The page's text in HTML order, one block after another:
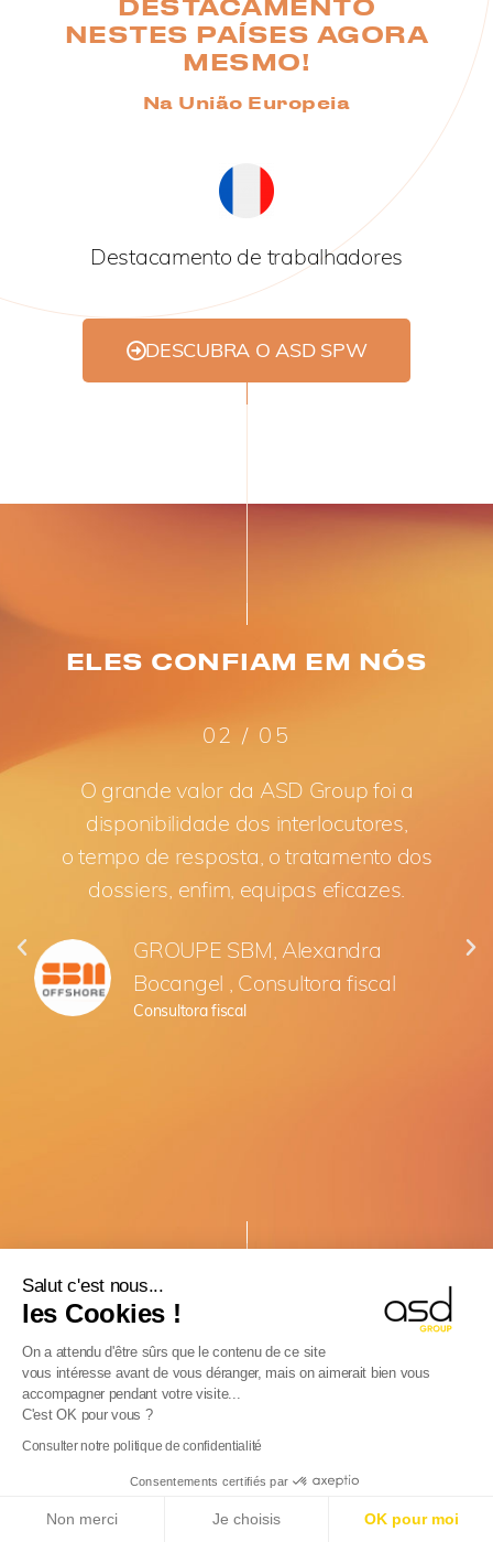
Salut c'est nous...
les Cookies !
On a attendu d'être sûrs que le contenu de ce site
vous intéresse avant de vous déranger, mais on aimerait bien vous
accompagner pendant votre visite...
C'est OK pour vous ?
Consulter notre politique de confidentialité
Consentements certifiés par
Non merci Je choisis OK pour moi
DESTACAMENTO
NESTES PAÍSES AGORA
MESMO!
Na União Europeia
Destacamento de trabalhadores
DESCUBRA O ASD SPW
ELES CONFIAM EM NÓS
02 / 05
O grande valor da ASD Group foi a
disponibilidade dos interlocutores,
o tempo de resposta, o tratamento dos
dossiers, enfim, equipas eficazes.
GROUPE SBM, Alexandra
Bocangel , Consultora fiscal
Consultora fiscal
DESCUBRA AS NOSSAS
COMPLEMENTARES PARA
Empresas estrangeiras, prepare-se!
Saiba mais